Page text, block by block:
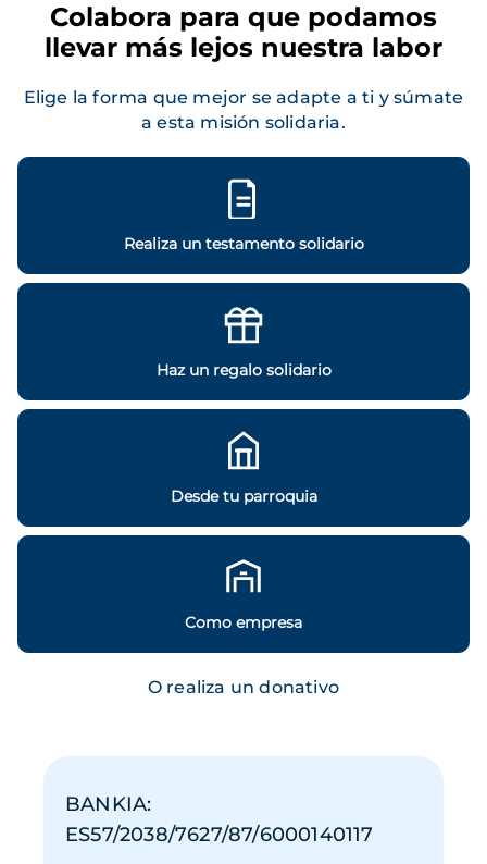
Colabora para que podamos
llevar más lejos nuestra labor
Elige la forma que mejor se adapte a ti y súmate
a esta misión solidaria.
Realiza un testamento solidario
Haz un regalo solidario
Desde tu parroquia
Como empresa
O realiza un donativo
BANKIA:
ES57/2038/7627/87/6000140117